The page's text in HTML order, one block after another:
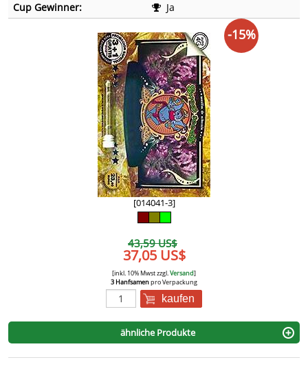
Cup Gewinner:
Ja
[014041-3]
43,59 US$
37,05 US$
[inkl. 10% Mwst zzgl.Versand]
3 Hanfsamenpro Verpackung
kaufen
-15%
ähnliche Produkte